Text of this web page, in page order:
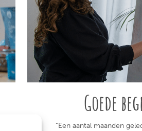
Goede
“Een aantal maanden